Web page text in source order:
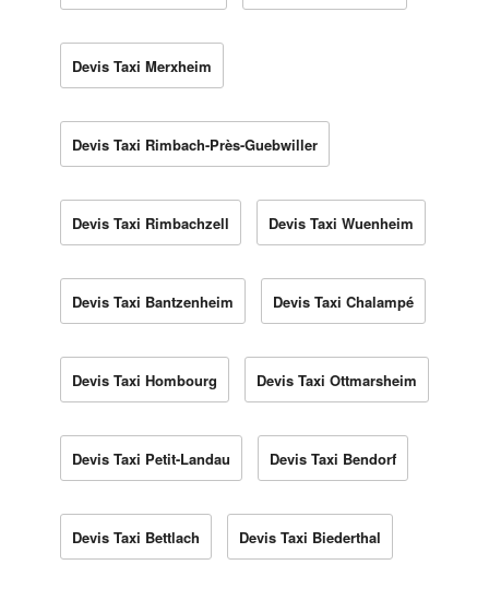
Devis Taxi Merxheim
Devis Taxi Rimbach-Près-Guebwiller
Devis Taxi Rimbachzell Devis Taxi Wuenheim
Devis Taxi Bantzenheim Devis Taxi Chalampé
Devis Taxi Hombourg Devis Taxi Ottmarsheim
Devis Taxi Petit-Landau Devis Taxi Bendorf
Devis Taxi Bettlach Devis Taxi Biederthal